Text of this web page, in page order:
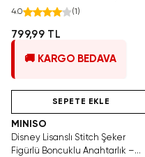
Askılı Şehir Ve Okul Aksesuarı 18,5
4.0 (1 )
799,99 TL
🚚 KARGO BEDAVA
SEPETE EKLE
MINISO
Disney Lisanslı Stitch Şeker
Figürlü Boncuklu Anahtarlık –